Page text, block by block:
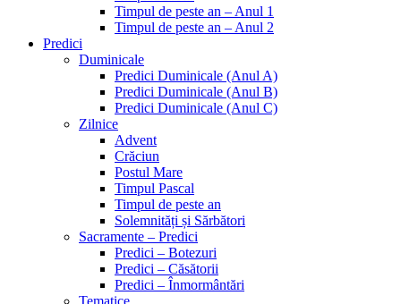
Timpul de peste an – Anul 1
Timpul de peste an – Anul 2
Predici
Duminicale
Predici Duminicale (Anul A)
Predici Duminicale (Anul B)
Predici Duminicale (Anul C)
Zilnice
Advent
Crăciun
Postul Mare
Timpul Pascal
Timpul de peste an
Solemnități și Sărbători
Sacramente – Predici
Predici – Botezuri
Predici – Căsătorii
Predici – Înmormântări
Tematice